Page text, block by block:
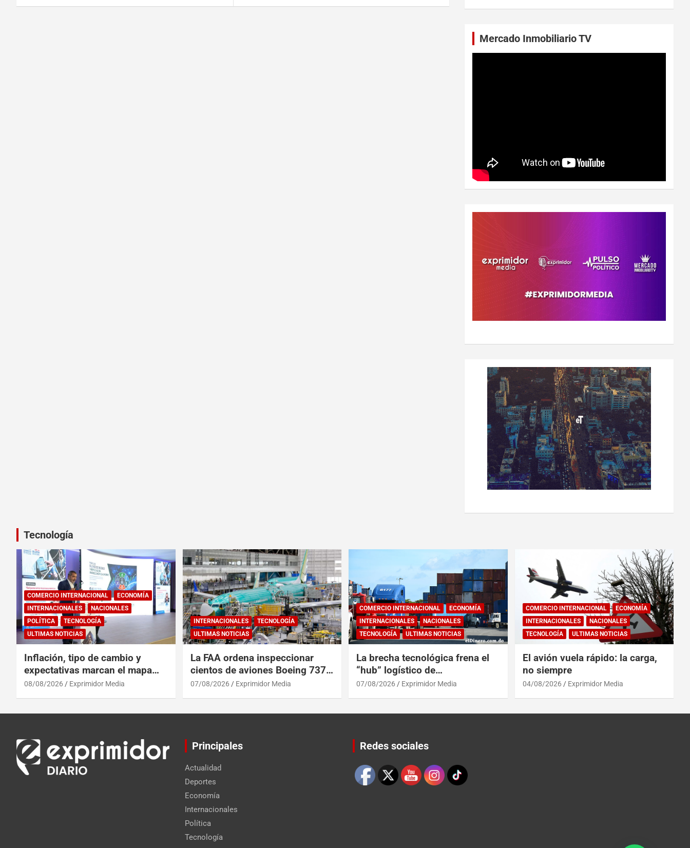
Mercado Inmobiliario TV
Tecnología
COMERCIO INTERNACIONAL
ECONOMÍA
INTERNACIONALES
NACIONALES
POLÍTICA
TECNOLOGÍA
ULTIMAS NOTICIAS
Inflación, tipo de cambio y
expectativas marcan el mapa
del riesgo financiero
08/08/2026 Exprimidor Media
INTERNACIONALES
TECNOLOGÍA
ULTIMAS NOTICIAS
La FAA ordena inspeccionar
cientos de aviones Boeing 737
Max por posibles grietas
07/08/2026 Exprimidor Media
COMERCIO INTERNACIONAL
ECONOMÍA
INTERNACIONALES
NACIONALES
TECNOLOGÍA
ULTIMAS NOTICIAS
La brecha tecnológica frena el
“hub” logístico de
Centroamérica y RD
07/08/2026 Exprimidor Media
COMERCIO INTERNACIONAL
ECONOMÍA
INTERNACIONALES
NACIONALES
TECNOLOGÍA
ULTIMAS NOTICIAS
El avión vuela rápido: la carga,
no siempre
04/08/2026 Exprimidor Media
Principales
Actualidad
Deportes
Economía
Internacionales
Política
Tecnología
Redes sociales
Set Youtube Channel ID